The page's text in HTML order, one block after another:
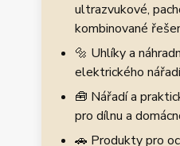
ultrazvukové,
kombinované
🔩 Uhlíky a
elektrického nářadí
🧰 Nářadí a
pro dílnu a
🚗 Produkty pro